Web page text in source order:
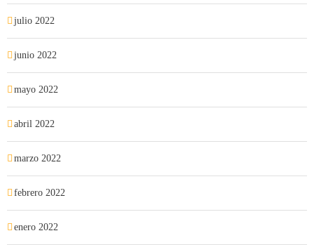
julio 2022
junio 2022
mayo 2022
abril 2022
marzo 2022
febrero 2022
enero 2022